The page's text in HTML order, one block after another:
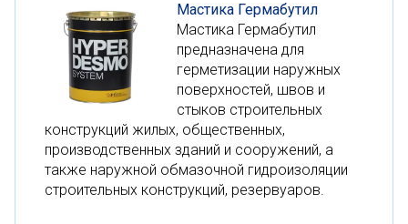
Мастика Гермабутил
Мастика Гермабутил
предназначена для
герметизации наружных
поверхностей, швов и
стыков строительных
конструкций жилых, общественных,
производственных зданий и сооружений, а
также наружной обмазочной гидроизоляции
строительных конструкций, резервуаров.